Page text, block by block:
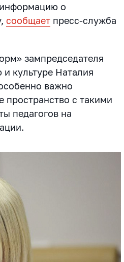
о
сообщает пресс-служба
зампредседателя
культуре Наталия
важно
с такими
педагогов на